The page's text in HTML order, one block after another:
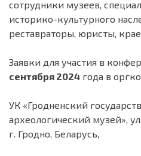
сотрудники музеев,
историко-культурного
реставраторы, юристы,
Заявки для участия в
сентября 2024 года в
УК «Гродненский
археологический музей»,
г. Гродно, Беларусь,